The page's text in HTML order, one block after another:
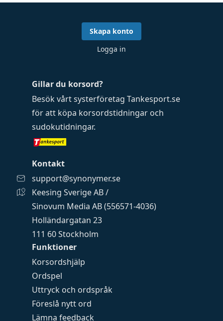
Funktioner
Korsordshjälp
Ordspel
Uttryck och ordspråk
Föreslå nytt ord
Lämna feedback
Gillar du korsord?
Besök vårt systerföretag Tankesport.se
för att köpa korsordstidningar och
sudokutidningar.
Kontakt
support@synonymer.se
Keesing Sverige AB /
Sinovum Media AB (556571-4036)
Holländargatan 23
111 60 Stockholm
Skapa konto
Logga in